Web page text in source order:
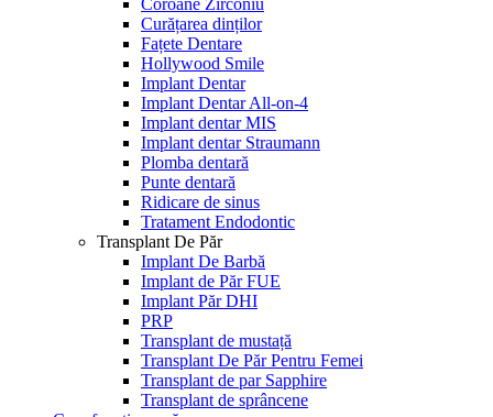
Curățarea dinților
Fațete Dentare
Hollywood Smile
Implant Dentar
Implant Dentar All-on-4
Implant dentar MIS
Implant dentar Straumann
Plomba dentară
Punte dentară
Ridicare de sinus
Tratament Endodontic
Transplant De Păr
Implant De Barbă
Implant de Păr FUE
Implant Păr DHI
PRP
Transplant de mustață
Transplant De Păr Pentru Femei
Transplant de par Sapphire
Transplant de sprâncene